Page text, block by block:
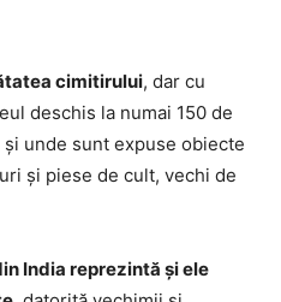
cimitirului, dar cu
deschis la numai 150 de
unde sunt expuse obiecte
și piese de cult, vechi de
India reprezintă și ele